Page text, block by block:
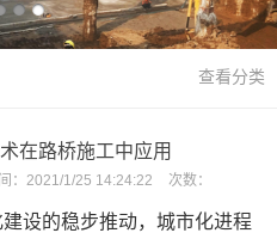
查看分类
在路桥施工中应用
： 2021/1/25 14:24:22 次数：
设的稳步推动，城市化进程